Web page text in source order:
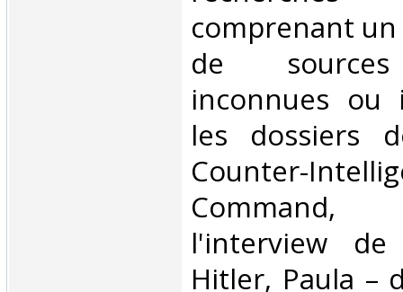
comprenant
de sources
inconnues ou
les dossiers
Counter-
Command,
l'interview
Hitler, Paula –